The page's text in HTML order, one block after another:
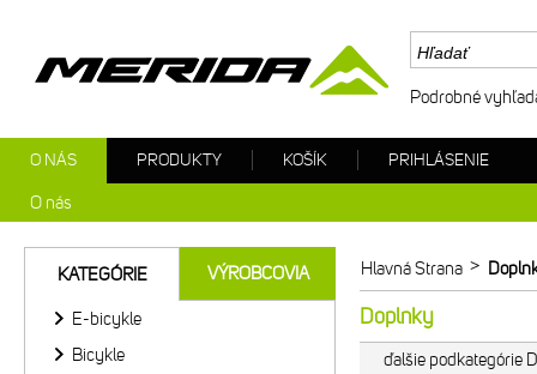
Hlavná Strana >
Doplnky
ďalšie podkategórie
KATEGÓRIE VÝROBCOVIA
E-bicykle
Bicykle
Podrobné
O NÁS
O nás
PRODUKTY KOŠÍK PRIHLÁSENIE